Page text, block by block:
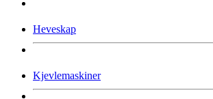
Heveskap
Kjevlemaskiner